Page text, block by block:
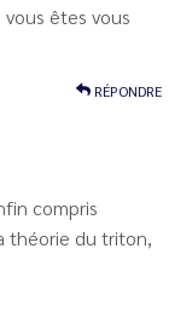
êtes vous
RÉPONDRE
compris
théorie du triton,